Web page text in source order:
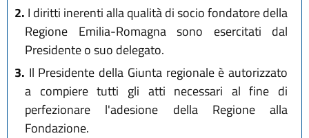
2. I diritti inerenti alla qualità di socio fondatore della
Regione Emilia-Romagna sono esercitati dal
Presidente o suo delegato.
3. Il Presidente della Giunta regionale è autorizzato
a compiere tutti gli atti necessari al fine di
perfezionare l'adesione della Regione alla
Fondazione.